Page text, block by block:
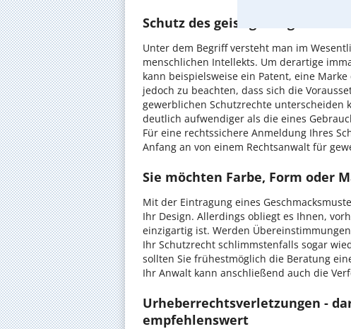
Schutz des geistigen
Unter dem Begriff versteht man im
menschlichen Intellekts. Um derartige
kann beispielsweise ein Patent, eine
jedoch zu beachten, dass sich die
gewerblichen Schutzrechte unterscheiden
deutlich aufwendiger als die eines
Für eine rechtssichere Anmeldung Ihres
Anfang an von einem Rechtsanwalt für
Sie möchten Farbe, Form oder
Mit der Eintragung eines
Ihr Design. Allerdings obliegt es Ihnen,
einzigartig ist. Werden
Ihr Schutzrecht schlimmstenfalls sogar
sollten Sie frühestmöglich die Beratung
Ihr Anwalt kann anschließend auch die
Urheberrechtsverletzungen -
empfehlenswert